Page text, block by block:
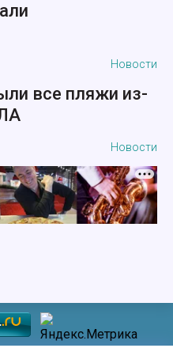
Новости
все пляжи из-
Новости